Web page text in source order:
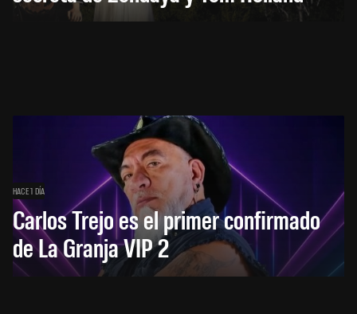
HACE 1 DÍA
Carlos Trejo es el primer confirmado
de La Granja VIP 2